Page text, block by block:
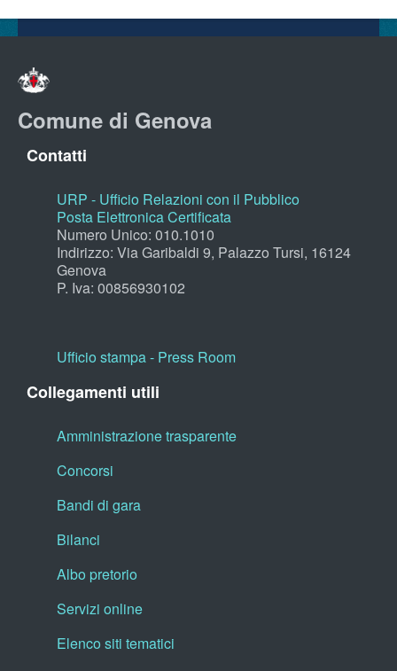
Comune di Genova
Contatti
URP - Ufficio Relazioni con il Pubblico
Posta Elettronica Certificata
Numero Unico: 010.1010
Indirizzo: Via Garibaldi 9, Palazzo Tursi, 16124
Genova
P. Iva: 00856930102
Ufficio stampa - Press Room
Collegamenti utili
Amministrazione trasparente
Concorsi
Bandi di gara
Bilanci
Albo pretorio
Servizi online
Elenco siti tematici